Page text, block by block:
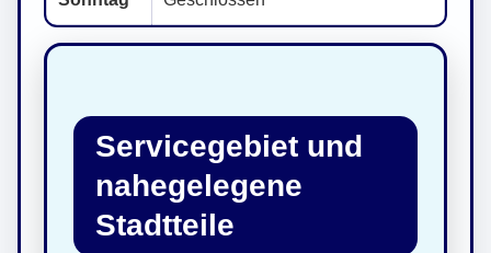
Servicegebiet und
nahegelegene
Stadtteile